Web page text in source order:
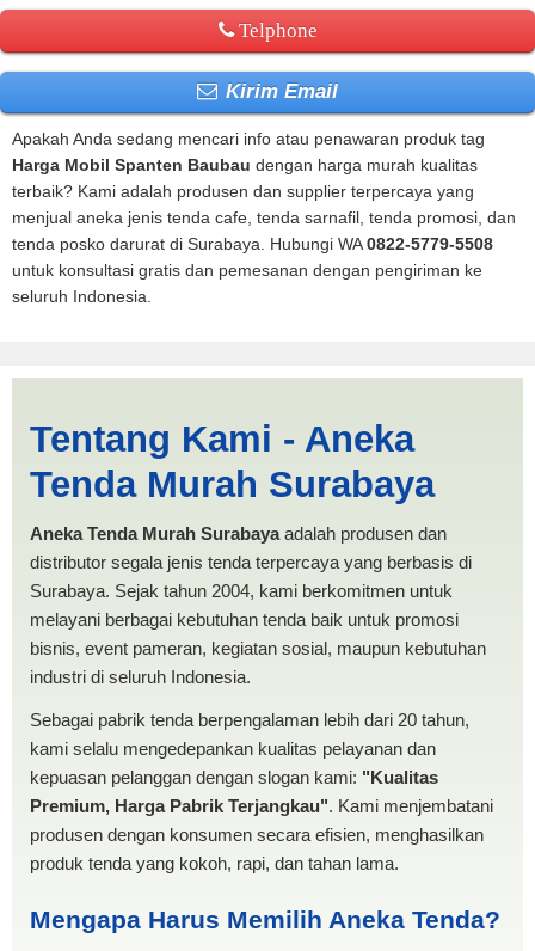
Telphone
Kirim Email
Apakah Anda sedang mencari info atau penawaran produk tag
Harga Mobil Spanten Baubau dengan harga murah kualitas
terbaik? Kami adalah produsen dan supplier terpercaya yang
menjual aneka jenis tenda cafe, tenda sarnafil, tenda promosi, dan
tenda posko darurat di Surabaya. Hubungi WA0822-5779-5508
untuk konsultasi gratis dan pemesanan dengan pengiriman ke
seluruh Indonesia.
Baubau | PRODUKSI ANEKA
TENDA MURAH
Tentang Kami - Aneka
Tenda Murah Surabaya
Aneka Tenda Murah Surabayaadalah produsen dan
distributor segala jenis tenda terpercaya yang berbasis di
Surabaya. Sejak tahun 2004, kami berkomitmen untuk
melayani berbagai kebutuhan tenda baik untuk promosi
bisnis, event pameran, kegiatan sosial, maupun kebutuhan
industri di seluruh Indonesia.
Sebagai pabrik tenda berpengalaman lebih dari 20 tahun,
kami selalu mengedepankan kualitas pelayanan dan
kepuasan pelanggan dengan slogan kami: "Kualitas
Premium, Harga Pabrik Terjangkau". Kami menjembatani
produsen dengan konsumen secara efisien, menghasilkan
produk tenda yang kokoh, rapi, dan tahan lama.
Mengapa Harus Memilih Aneka Tenda?